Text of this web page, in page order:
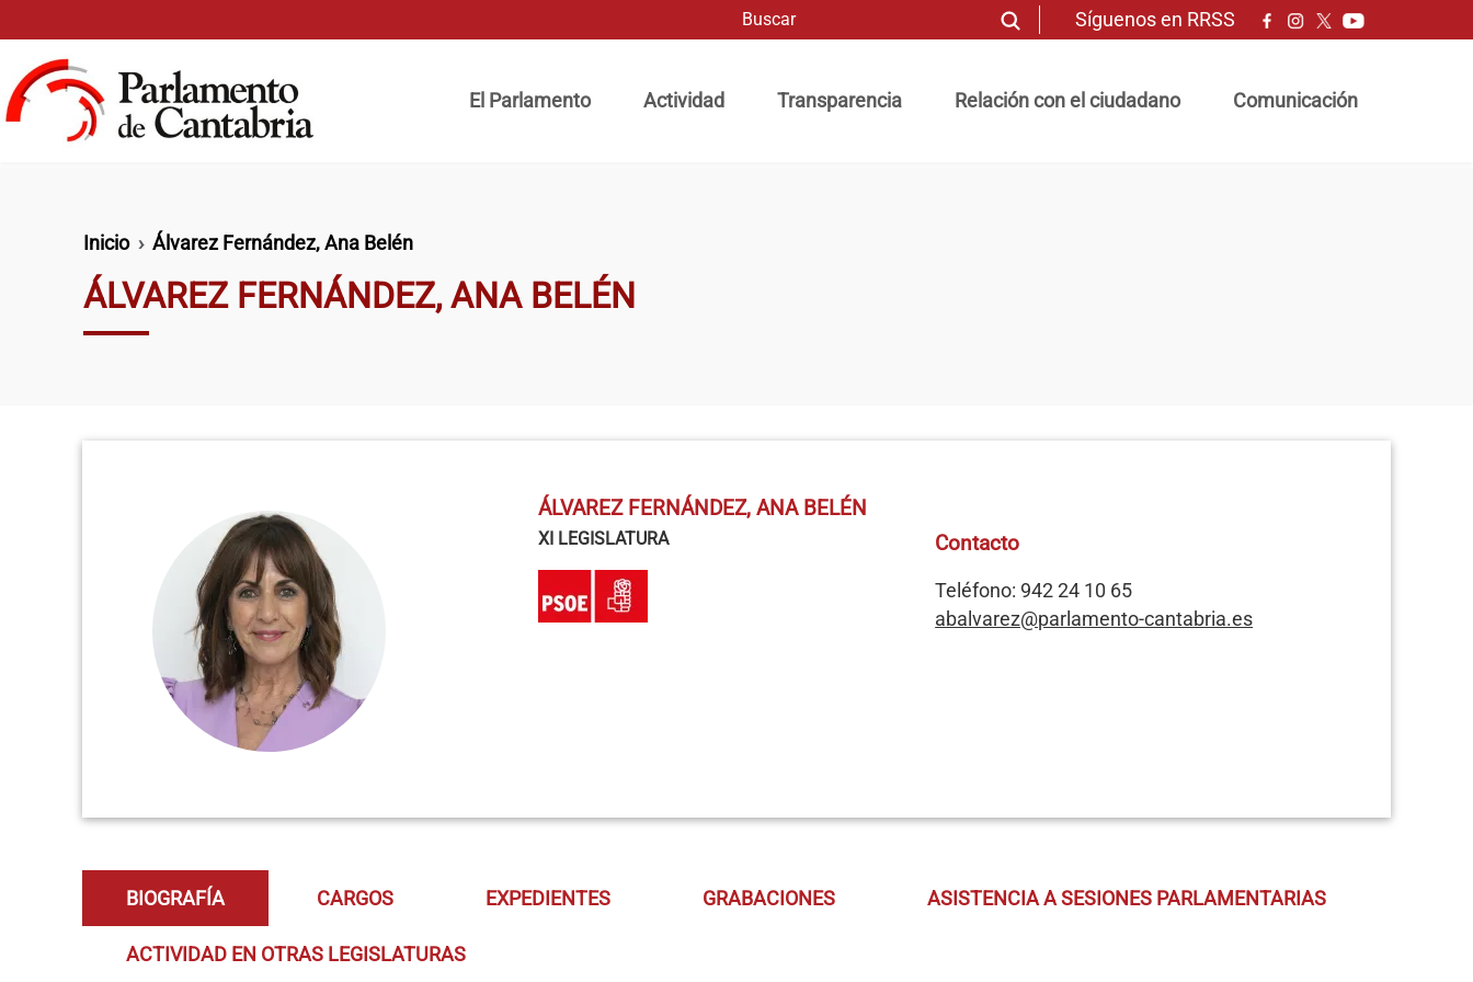
Síguenos en RRSS
El Parlamento
Actividad Transparencia Relación con el ciudadano Comunicación
Ruta de navegación
Inicio Álvarez Fernández, Ana Belén
ÁLVAREZ FERNÁNDEZ, ANA BELÉN
ÁLVAREZ FERNÁNDEZ, ANA BELÉN
XI LEGISLATURA Contacto
Teléfono: 942 24 10 65
abalvarez@parlamento-cantabria.es
BIOGRAFÍA CARGOS EXPEDIENTES GRABACIONES ASISTENCIA A SESIONES PARLAMENTARIAS
ACTIVIDAD EN OTRAS LEGISLATURAS